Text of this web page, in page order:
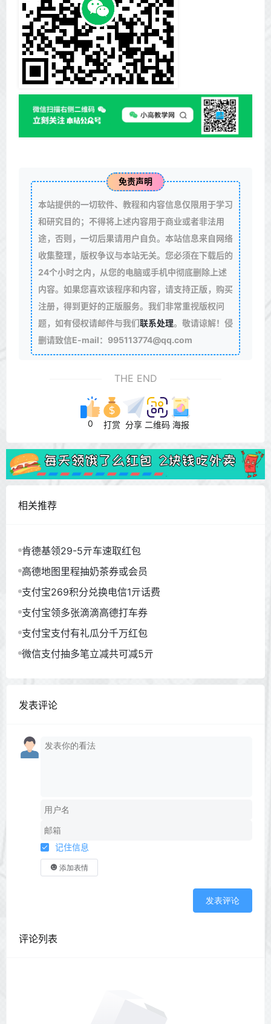
免责声明
本站提供的一切软件、教程和内容信息仅限用于学习
和研究目的；不得将上述内容用于商业或者非法用
途，否则，一切后果请用户自负。本站信息来自网络
收集整理，版权争议与本站无关。您必须在下载后的
24个小时之内，从您的电脑或手机中彻底删除上述
内容。如果您喜欢该程序和内容，请支持正版，购买
注册，得到更好的正版服务。我们非常重视版权问
题，如有侵权请邮件与我们联系处理。敬请谅解！侵
删请致信E-mail：995113774@qq.com
THE END
0 打赏 分享 二维码 海报
相关推荐
肯德基领29-5亓车速取红包
高德地图里程抽奶茶券或会员
支付宝269积分兑换电信1亓话费
支付宝领多张滴滴高德打车券
支付宝支付有礼瓜分千万红包
微信支付抽多笔立减共可减5亓
发表评论
记住信息
添加表情
发表评论
评论列表